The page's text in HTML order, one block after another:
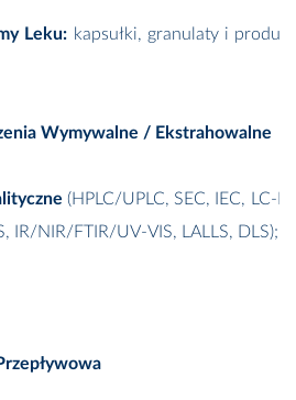
Leku: kapsułki, granulaty i
Wymywalne / Ekstrahowalne
(HPLC/UPLC, SEC, IEC, LC-
IR/NIR/FTIR/UV-VIS, LALLS, DLS);